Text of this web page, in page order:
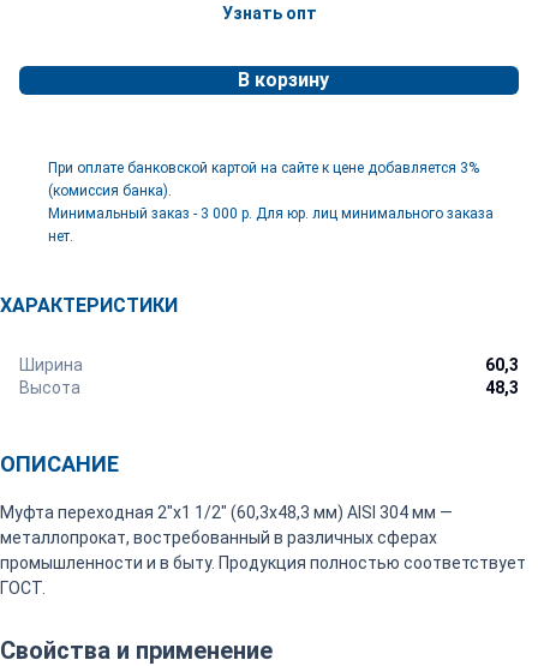
Узнать опт
В корзину
При оплате банковской картой на сайте к цене добавляется 3%
(комиссия банка).
Минимальный заказ - 3 000 р. Для юр. лиц минимального заказа
нет.
ХАРАКТЕРИСТИКИ
Ширина
60,3
Высота
48,3
ОПИСАНИЕ
Муфта переходная 2"х1 1/2" (60,3х48,3 мм) AISI 304 мм —
металлопрокат, востребованный в различных сферах
промышленности и в быту. Продукция полностью соответствует
ГОСТ.
Свойства и применение